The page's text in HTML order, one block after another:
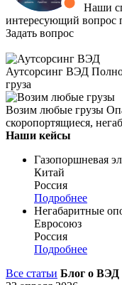
Наши
интересующий вопрос
Задать вопрос
Аутсорсинг ВЭД
груза
Возим любые грузы
скоропортящиеся,
Наши кейсы
Газопоршневая
Китай
Россия
Подробнее
Негабаритные
Евросоюз
Россия
Подробнее
Все статьи Блог о ВЭД